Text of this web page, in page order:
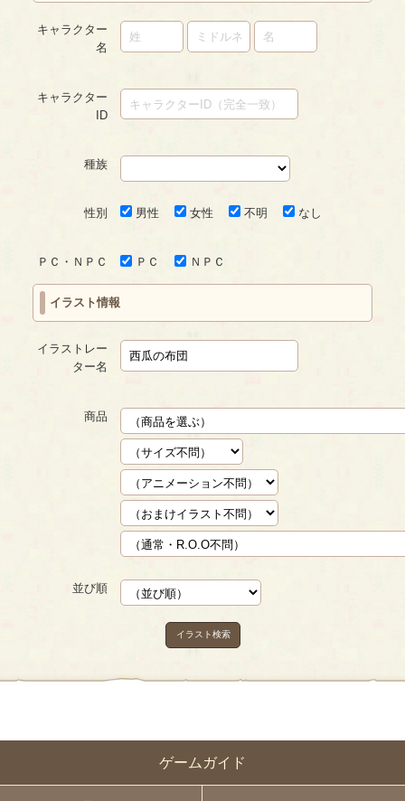
ゲームガイド
キャラクター
名
キャラクター
ID
種族
性別 男性 女性 不明 なし
ＰＣ・ＮＰＣ ＰＣ ＮＰＣ
イラスト情報
イラストレー
ター名
商品
並び順
イラスト検索